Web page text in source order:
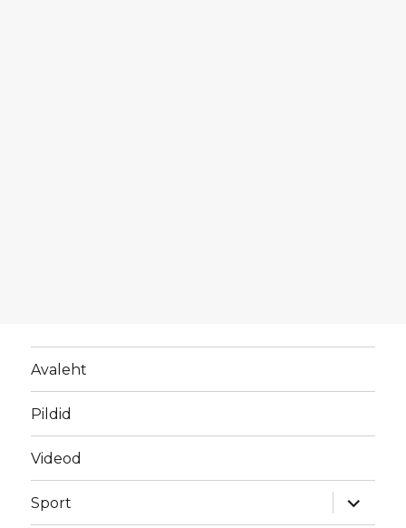
Avaleht
Pildid
Videod
Sport
laienda